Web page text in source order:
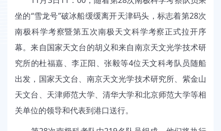
坐的“雪龙号”破冰船缓缓离开天津码头，标志着第28次
南极科学考察暨第五次南极天文科学考察正式拉开序
幕。来自国家天文台的胡义和来自南京天文光学技术研
究所的杜福嘉、李正阳、张毅等4位天文科考队员随船
出发，国家天文台、南京天文光学技术研究所、紫金山
天文台、天津师范大学、清华大学和北京师范大学等相
关单位的领导和代表到港口送行。